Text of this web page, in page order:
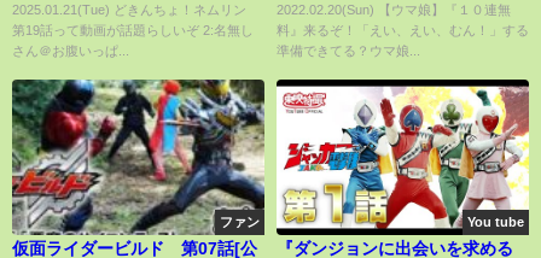
2025.01.21(Tue) どきんちょ！ネムリン
第19話って動画が話題らしいぞ 2:名無し
さん＠お腹いっぱ...
ーサリー/マチカネタンホイザ/ゼ
ンノロブロイ【アニバ ウマ娘プ
め ウマ娘CM】
2022.02.20(Sun) 【ウマ娘】『１０連無
料』来るぞ！「えい、えい、むん！」する
準備できてる？ウマ娘...
ファン
仮面ライダービルド 第07話[公
You tube
『ダンジョンに出会いを求める